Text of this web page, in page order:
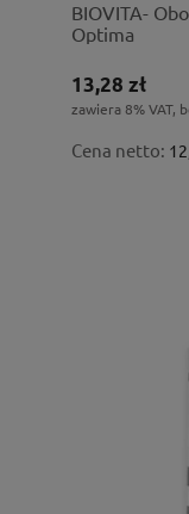
BIOVITA-
Optima
13,28 zł
zawiera 8% VAT,
Cena netto: